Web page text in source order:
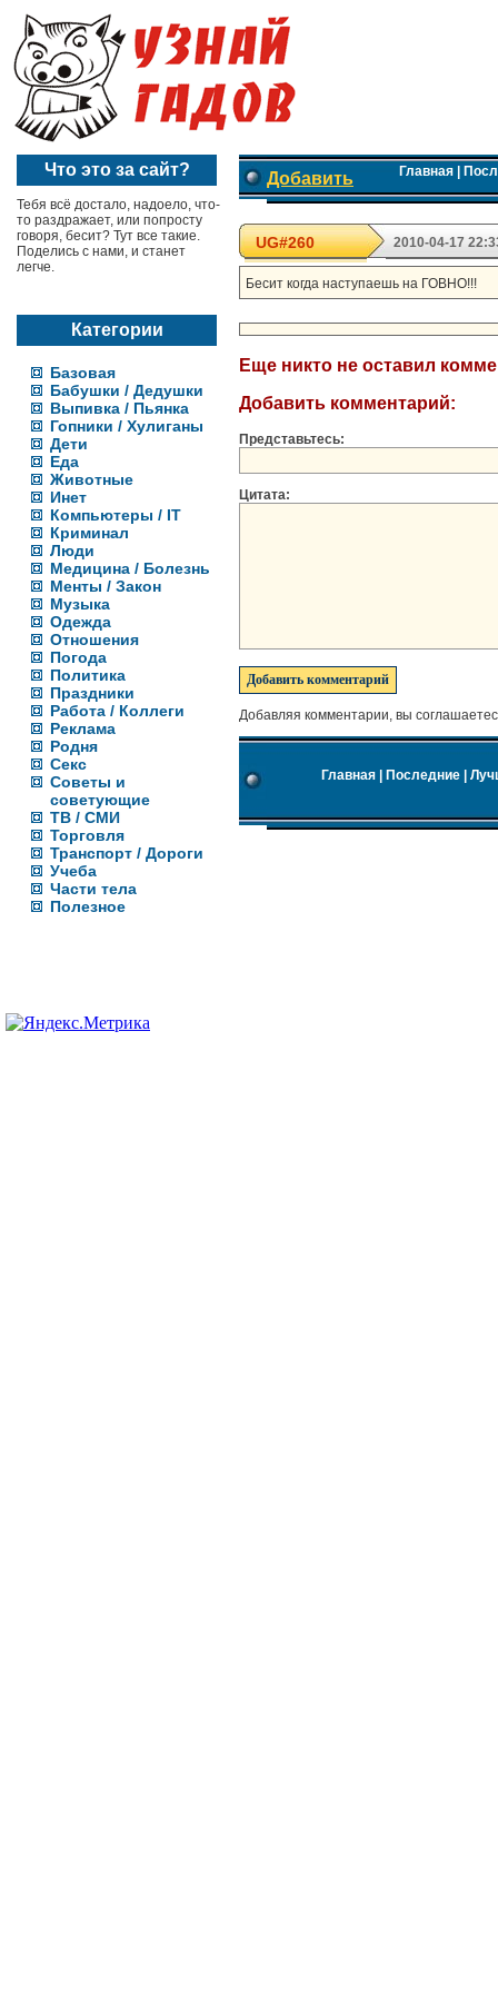
Что это за сайт?
Тебя всё достало, надоело, что-
то раздражает, или попросту
говоря, бесит? Тут все такие.
Поделись с нами, и станет
легче.
Категории
Базовая
Бабушки / Дедушки
Выпивка / Пьянка
Гопники / Хулиганы
Дети
Еда
Животные
Инет
Компьютеры / IT
Криминал
Люди
Медицина / Болезнь
Менты / Закон
Музыка
Одежда
Отношения
Погода
Политика
Праздники
Работа / Коллеги
Реклама
Родня
Секс
Советы и
советующие
ТВ / СМИ
Торговля
Транспорт / Дороги
Учеба
Части тела
Полезное
Добавить Главная|
UG#260 2010-04-17
Бесит когда наступаешь на ГОВНО!!!
Еще никто не оставил
Добавить комментарий:
Представьтесь:
Цитата:
Добавляя комментарии, вы
Главная Последние